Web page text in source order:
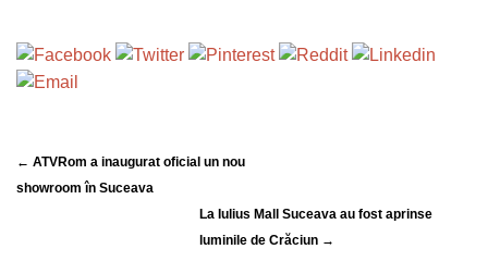
← ATVRom a inaugurat oficial un nou
showroom în Suceava
La Iulius Mall Suceava au fost aprinse
luminile de Crăciun →